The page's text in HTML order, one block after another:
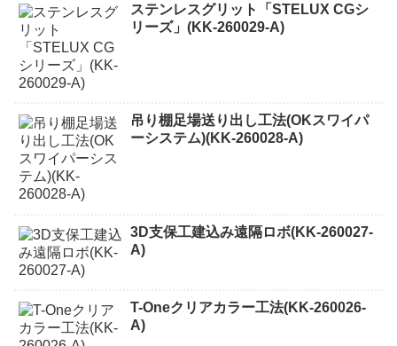
ステンレスグリット「STELUX CGシ
リーズ」(KK-260029-A)
吊り棚足場送り出し工法(OKスワイパ
ーシステム)(KK-260028-A)
3D支保工建込み遠隔ロボ(KK-260027-
A)
T-Oneクリアカラー工法(KK-260026-
A)